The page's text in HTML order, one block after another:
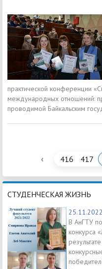
практической конференции
международных отношений:
проводимой Байкальским
‹ 416 417
СТУДЕНЧЕСКАЯ ЖИЗНЬ
25.11.2022
В АнГТУ
конкурса